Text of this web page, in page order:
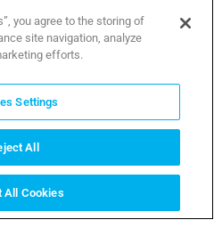
Coluna fixa de distribuição
you agree to the storing of
site navigation, analyze
efforts.
Settings
All
All Cookies